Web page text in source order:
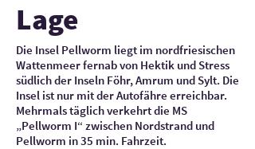
Lage
Die Insel Pellworm liegt im nordfriesischen
Wattenmeer fernab von Hektik und Stress
südlich der Inseln Föhr, Amrum und Sylt. Die
Insel ist nur mit der Autofähre erreichbar.
Mehrmals täglich verkehrt die MS
„Pellworm I“ zwischen Nordstrand und
Pellworm in 35 min. Fahrzeit.